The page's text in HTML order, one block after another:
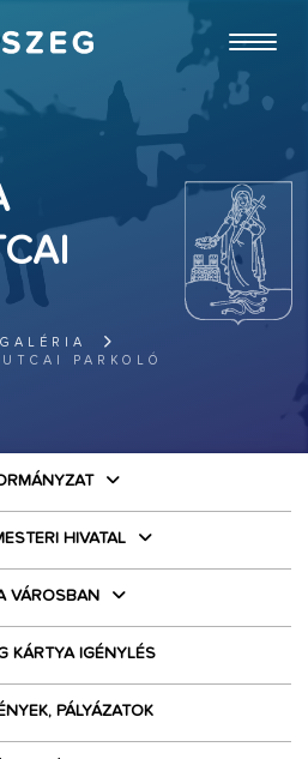
PARKOLÓ
HIVATAL
VÁROSBAN
KÁRTYA IGÉNYLÉS
PÁLYÁZATOK